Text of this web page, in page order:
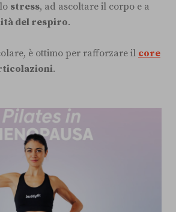
stress, ad ascoltare il corpo e a
del respiro.
è ottimo per rafforzare il core
.